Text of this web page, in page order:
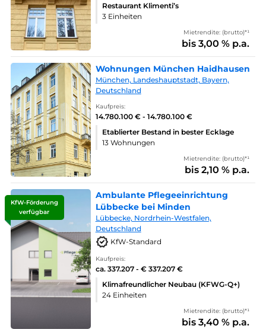
Restaurant Klimenti’s
3 Einheiten
Mietrendite: (brutto)*¹
bis 3,00 % p.a.
Wohnungen München Haidhausen
München, Landeshauptstadt, Bayern,
Deutschland
Kaufpreis:
14.780.100 € - 14.780.100 €
Etablierter Bestand in bester Ecklage
13 Wohnungen
Mietrendite: (brutto)*¹
bis 2,10 % p.a.
KfW-Förderung
verfügbar
Ambulante Pflegeeinrichtung
Lübbecke bei Minden
Lübbecke, Nordrhein-Westfalen,
Deutschland
KfW-Standard
Kaufpreis:
ca. 337.207 - € 337.207 €
Klimafreundlicher Neubau (KFWG-Q+)
24 Einheiten
Mietrendite: (brutto)*¹
bis 3,40 % p.a.